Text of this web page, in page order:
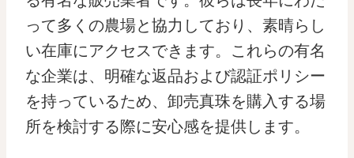
って多くの農場と協力しており、素晴らし
い在庫にアクセスできます。これらの有名
な企業は、明確な返品および認証ポリシー
を持っているため、卸売真珠を購入する場
所を検討する際に安心感を提供します。